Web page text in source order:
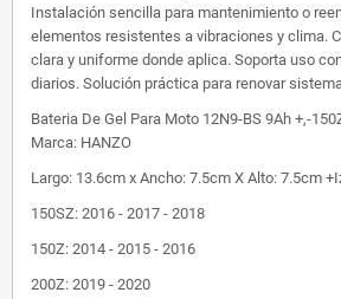
Instalación sencilla para mantenimiento o
elementos resistentes a vibraciones y clima.
clara y uniforme donde aplica. Soporta uso
diarios. Solución práctica para renovar
Bateria De Gel Para Moto 12N9-BS 9Ah +,-
Marca: HANZO
Largo: 13.6cm x Ancho: 7.5cm X Alto: 7.5cm
150SZ: 2016 - 2017 - 2018
150Z: 2014 - 2015 - 2016
200Z: 2019 - 2020